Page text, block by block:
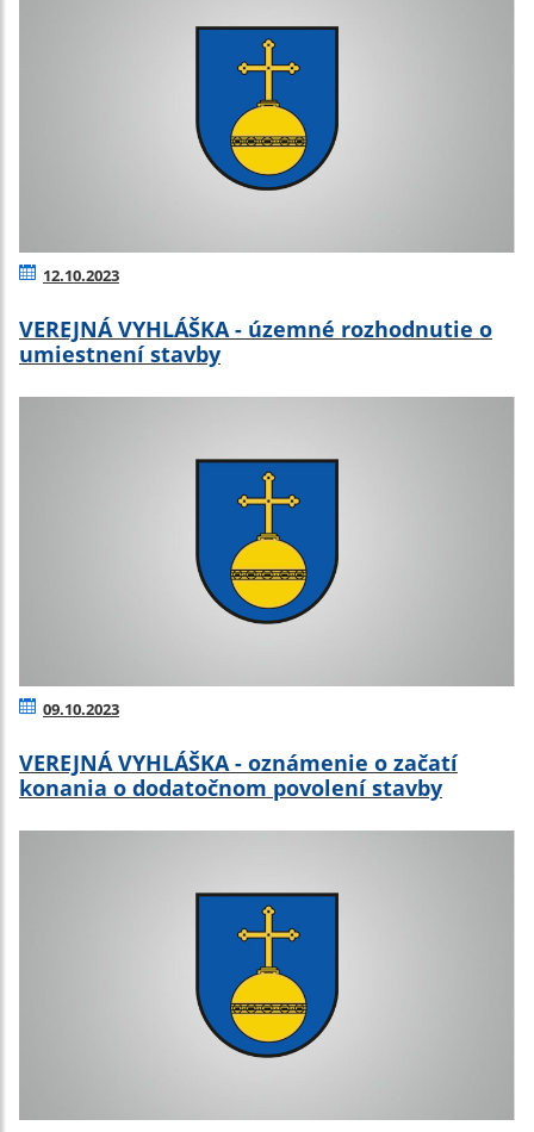
12.10.2023
VEREJNÁ VYHLÁŠKA - územné rozhodnutie o
umiestnení stavby
09.10.2023
VEREJNÁ VYHLÁŠKA - oznámenie o začatí
konania o dodatočnom povolení stavby